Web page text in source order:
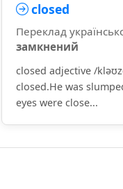
closed
Переклад
замкнений
closed adjective /
closed.He was
eyes were close...